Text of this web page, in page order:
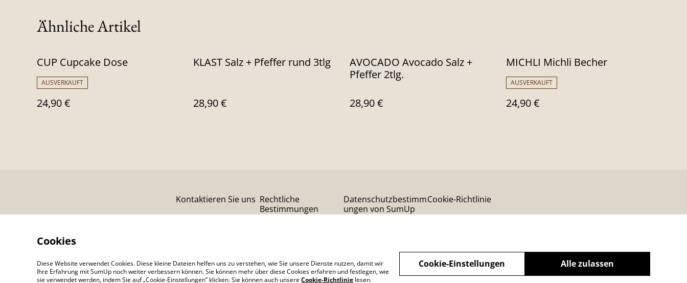
Ähnliche Artikel
CUP Cupcake Dose
AUSVERKAUFT
24,90 €
KLAST Salz + Pfeffer rund 3tlg
28,90 €
AVOCADO Avocado Salz +
Pfeffer 2tlg.
28,90 €
MICHLI Michli Becher
AUSVERKAUFT
24,90 €
Kontaktieren Sie uns Rechtliche
Bestimmungen
Datenschutzbestimm
ungen von SumUp
Cookie-Richtlinie
Cookies
Diese Website verwendet Cookies. Diese kleine Dateien helfen uns zu verstehen, wie Sie unsere Dienste nutzen, damit wir
Ihre Erfahrung mit SumUp noch weiter verbessern können. Sie können mehr über diese Cookies erfahren und festlegen, wie
sie verwendet werden, indem Sie auf „Cookie-Einstellungen” klicken. Sie können auch unsereCookie-Richtlinie lesen.
Alle zulassen
Cookie-Einstellungen